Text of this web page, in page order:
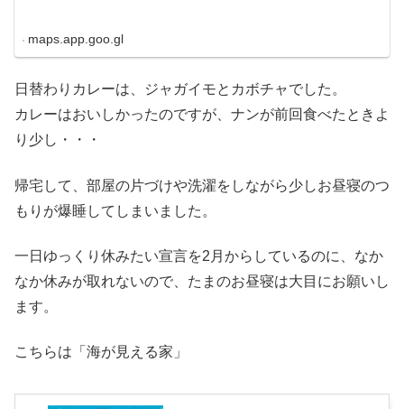
maps.app.goo.gl
日替わりカレーは、ジャガイモとカボチャでした。
カレーはおいしかったのですが、ナンが前回食べたときよ
り少し・・・
帰宅して、部屋の片づけや洗濯をしながら少しお昼寝のつ
もりが爆睡してしまいました。
一日ゆっくり休みたい宣言を2月からしているのに、なか
なか休みが取れないので、たまのお昼寝は大目にお願いし
ます。
こちらは「海が見える家」